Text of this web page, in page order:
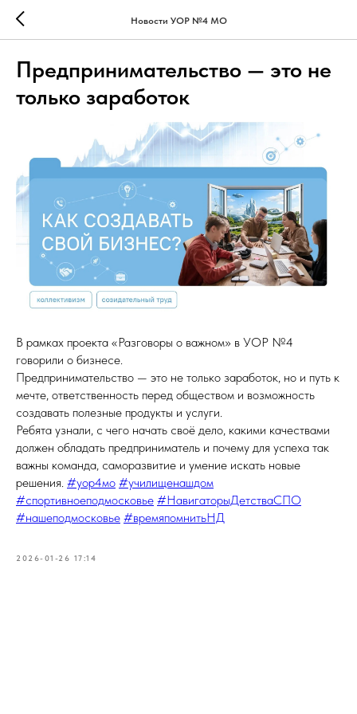
Новости УОР №4 МО
Предпринимательство — это не
только заработок
В рамках проекта «Разговоры о важном» в УОР №4
говорили о бизнесе.
Предпринимательство — это не только заработок, но и путь к
мечте, ответственность перед обществом и возможность
создавать полезные продукты и услуги.
Ребята узнали, с чего начать своё дело, какими качествами
должен обладать предприниматель и почему для успеха так
важны команда, саморазвитие и умение искать новые
решения. #уор4мо #училищенашдом
#спортивноеподмосковье #НавигаторыДетстваСПО
#нашеподмосковье #времяпомнитьНД
2026-01-26 17:14